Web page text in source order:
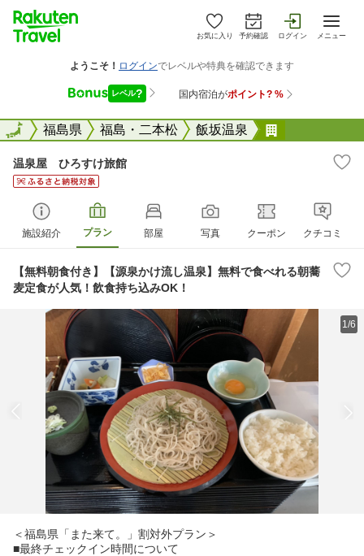
お気に入り 予約確認 ログイン メニュー
全国福島県 福島・二本松 飯坂温泉
全国
温泉屋 ひろすけ旅館
施設紹介 プラン 部屋 写真 クーポン クチコミ
【無料朝食付き】【源泉かけ流し温泉】無料で食べれる朝蕎
麦定食が人気！飲食持ち込みOK！
1/6
＜福島県「また来て。」割対外プラン＞
■最終チェックイン時間について